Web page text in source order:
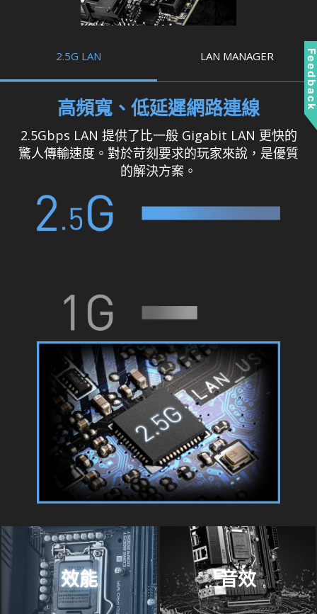
2.5G LAN LAN MANAGER
高頻寬、低延遲網路連線
2.5Gbps LAN 提供了比一般 Gigabit LAN 更快的
驚人傳輸速度。對於苛刻要求的玩家來說，是優質
的解決方案。
效能 音效